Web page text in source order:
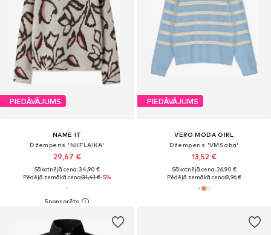
PIEDĀVĀJUMS
NAME IT
Džemperis 'NKFLAIKA'
29,67 €
Sākotnējā cena: 34,90 €
Pēdējā zemākā cena:31,41 €-5%
PIEDĀVĀJUMS
VERO MODA GIRL
Džemperis 'VMSaba'
13,52 €
Sākotnējā cena: 26,90 €
Pēdējā zemākā cena:8,96 €